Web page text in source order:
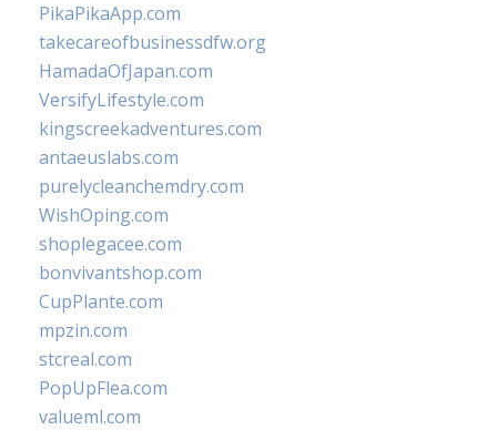
PikaPikaApp.com
takecareofbusinessdfw.org
HamadaOfJapan.com
VersifyLifestyle.com
kingscreekadventures.com
antaeuslabs.com
purelycleanchemdry.com
WishOping.com
shoplegacee.com
bonvivantshop.com
CupPlante.com
mpzin.com
stcreal.com
PopUpFlea.com
valueml.com